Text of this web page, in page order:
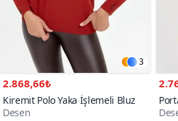
3
2.868,66₺
Kiremit Polo Yaka İşlemeli Bluz
Desen